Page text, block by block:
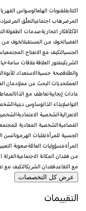
اكتئابقلقنوبات الهلعالوسواس القهري
المرضرهاب اجتماعيالتعلّق المرضي
الأكلأفكار انتحاريةصدمات الطفولة
الغضبالخوف من المستقبلالخوف من
الجنسيالتكيف مع الانفتاح المجتمعي
الشريكينفتور العلاقةعلاقات سامة
والطلاقصحة جنسية الاستعداد للأبوة
العملتحديات البحث عن عملإدمان
عادات إيجابيةتعاطف مع الذات
التواصلإيذاء الذاتوساوس دينية
الانعزالية الشخصية الاعتمادية
الفصامية الشخصية المعادية للمجتمع
الجنسية للمرأةتقلبات الهرموناتسن
المرأةمسؤوليات العائلةصعوبة
من فقدان المكانة الاجتماعية العزلة
مع التقاعدفقدان الشريكالتكيف مع
عرض كل التخصصات
التقييمات